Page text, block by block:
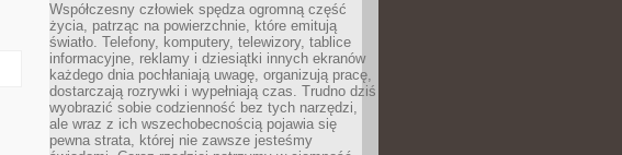
Współczesny człowiek spędza ogromną część
życia, patrząc na powierzchnie, które emitują
światło. Telefony, komputery, telewizory, tablice
informacyjne, reklamy i dziesiątki innych ekranów
każdego dnia pochłaniają uwagę, organizują pracę,
dostarczają rozrywki i wypełniają czas. Trudno dziś
wyobrazić sobie codzienność bez tych narzędzi,
ale wraz z ich wszechobecnością pojawia się
pewna strata, której nie zawsze jesteśmy